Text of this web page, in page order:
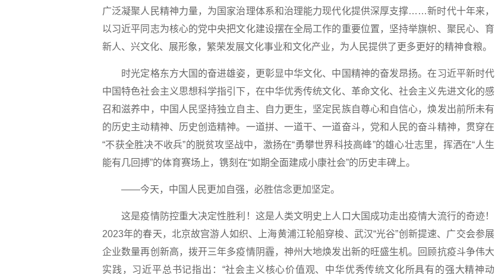
广泛凝聚人民精神力量，为国家治理体系和治理能力现代化提供深厚支撑……新时代十年来，
以习近平同志为核心的党中央把文化建设摆在全局工作的重要位置，坚持举旗帜、聚民心、育
新人、兴文化、展形象，繁荣发展文化事业和文化产业，为人民提供了更多更好的精神食粮。
时光定格东方大国的奋进雄姿，更彰显中华文化、中国精神的奋发昂扬。在习近平新时代
中国特色社会主义思想科学指引下，在中华优秀传统文化、革命文化、社会主义先进文化的感
召和滋养中，中国人民坚持独立自主、自力更生，坚定民族自尊心和自信心，焕发出前所未有
的历史主动精神、历史创造精神。一道拼、一道干、一道奋斗，党和人民的奋斗精神，贯穿在
“不获全胜决不收兵”的脱贫攻坚战中，激扬在“勇攀世界科技高峰”的雄心壮志里，挥洒在“人生
能有几回搏”的体育赛场上，镌刻在“如期全面建成小康社会”的历史丰碑上。
——今天，中国人民更加自强，必胜信念更加坚定。
这是疫情防控重大决定性胜利！这是人类文明史上人口大国成功走出疫情大流行的奇迹！
2023年的春天，北京故宫游人如织、上海黄浦江轮船穿梭、武汉“光谷”创新提速、广交会参展
企业数量再创新高，拨开三年多疫情阴霾，神州大地焕发出新的旺盛生机。回顾抗疫斗争伟大
实践，习近平总书记指出：“社会主义核心价值观、中华优秀传统文化所具有的强大精神动